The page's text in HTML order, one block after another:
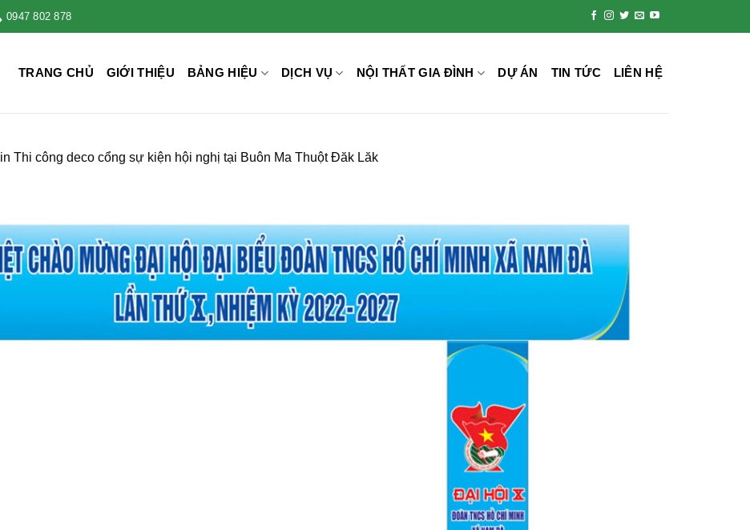
0947 802 878
TRANG CHỦ GIỚI THIỆU BẢNG HIỆU DỊCH VỤ NỘI THẤT GIA ĐÌNH DỰ ÁN TIN TỨC LIÊN HỆ
in Thi công deco cổng sự kiện hội nghị tại Buôn Ma Thuột Đăk Lăk